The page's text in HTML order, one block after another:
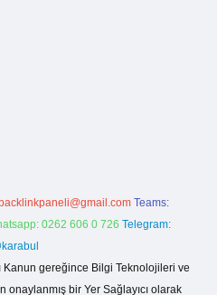
backlinkpaneli@gmail.com Teams:
0262 606 0 726 Telegram:
Kanun gereğince Bilgi Teknolojileri ve
onaylanmış bir Yer Sağlayıcı olarak